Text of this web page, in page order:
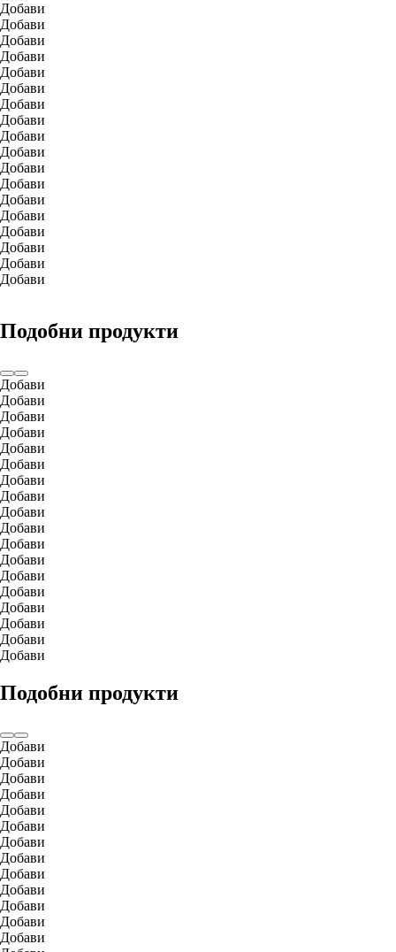
Добави
Добави
Добави
Добави
Добави
Добави
Добави
Добави
Добави
Добави
Добави
Добави
Добави
Добави
Добави
Добави
Добави
Добави
Подобни продукти
Добави
Добави
Добави
Добави
Добави
Добави
Добави
Добави
Добави
Добави
Добави
Добави
Добави
Добави
Добави
Добави
Добави
Добави
Подобни продукти
Добави
Добави
Добави
Добави
Добави
Добави
Добави
Добави
Добави
Добави
Добави
Добави
Добави